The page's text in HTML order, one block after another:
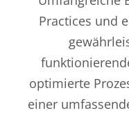
Practices und
optimierte
einer